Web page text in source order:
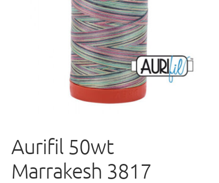
Aurifil 50wt
Marrakesh 3817